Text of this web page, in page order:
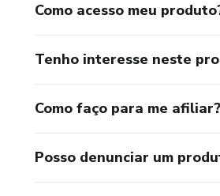
Como acesso meu
Tenho interesse neste
Como faço para me afiliar?
Posso denunciar um